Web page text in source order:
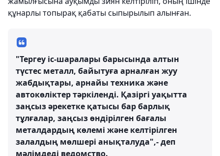
құнарлы топырақ қабаты сыпырылып алынған.
"Тергеу іс-шаралары барысында алтын
түстес металл, байытуға арналған жуу
жабдықтары, арнайы техника және
автокөліктер тәркіленді. Қазіргі уақытта
заңсыз әрекетке қатысы бар барлық
тұлғалар, заңсыз өндірілген бағалы
металдардың көлемі және келтірілген
залалдың мөлшері анықталуда",- деп
мәлімдеді ведомство.